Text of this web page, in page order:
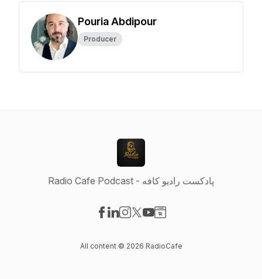
Pouria Abdipour
Producer
Radio Cafe Podcast - پادکست راديو کافه
All content © 2026 RadioCafe